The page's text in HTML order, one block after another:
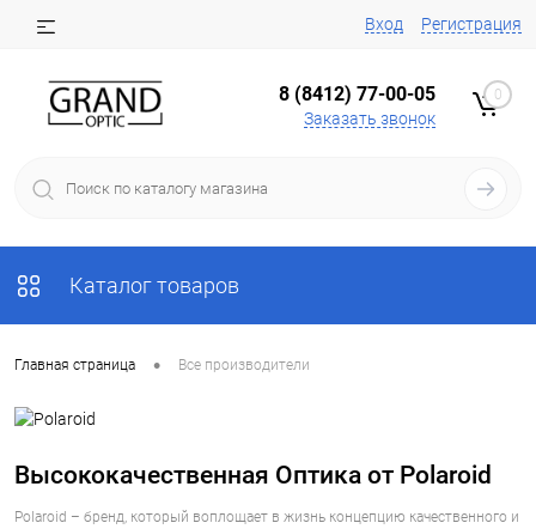
Вход Регистрация
8 (8412) 77-00-05
Заказать звонок
0
Каталог товаров
Главная страница • Все производители
Высококачественная Оптика от Polaroid
Polaroid – бренд, который воплощает в жизнь концепцию качественного и